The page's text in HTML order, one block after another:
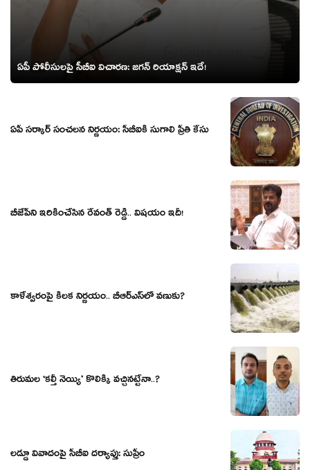
ఏపీ పోలీసుల‌పై సీబీఐ విచార‌ణ‌: జ‌గ‌న్ రియాక్ష‌న్ ఇదే!
ఏపీ సర్కార్ సంచలన నిర్ణయం: సీబీఐకి సుగాలి ప్రీతి కేసు
బీజేపీని ఇరికించేసిన రేవంత్ రెడ్డి.. విష‌యం ఇదీ!
కాళేశ్వ‌రంపై కీల‌క నిర్ణ‌యం.. బీఆర్ఎస్‌లో వ‌ణుకు?
తిరుమల ‘కల్తీ నెయ్యి’ కొలిక్కి వచ్చినట్టేనా..?
లడ్డూ వివాదంపై సీబీఐ దర్యాప్తు: సుప్రీం